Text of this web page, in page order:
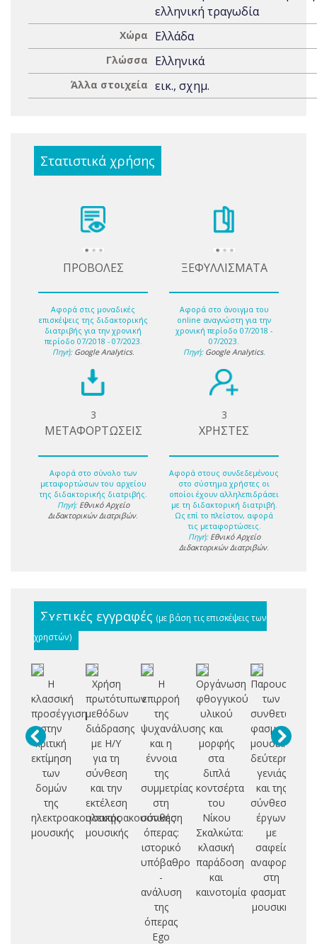
ελληνική τραγωδία
Χώρα Ελλάδα
Γλώσσα Ελληνικά
Άλλα στοιχεία εικ., σχημ.
Στατιστικά χρήσης
ΠΡΟΒΟΛΕΣ
Αφορά στις μοναδικές
επισκέψεις της διδακτορικής
διατριβής για την χρονική
περίοδο 07/2018 - 07/2023.
Πηγή: Google Analytics.
ΞΕΦΥΛΛΙΣΜΑΤΑ
Αφορά στο άνοιγμα του
online αναγνώστη για την
χρονική περίοδο 07/2018 -
07/2023.
Πηγή: Google Analytics.
3
ΜΕΤΑΦΟΡΤΩΣΕΙΣ
Αφορά στο σύνολο των
μεταφορτώσων του αρχείου
της διδακτορικής διατριβής.
Πηγή: Εθνικό Αρχείο
Διδακτορικών Διατριβών.
3
ΧΡΗΣΤΕΣ
Αφορά στους συνδεδεμένους
στο σύστημα χρήστες οι
οποίοι έχουν αλληλεπιδράσει
με τη διδακτορική διατριβή.
Ως επί το πλείστον, αφορά
τις μεταφορτώσεις.
Πηγή: Εθνικό Αρχείο
Διδακτορικών Διατριβών.
Σχετικές εγγραφές (με βάση τις επισκέψεις των
χρηστών)
Η
κλασσική
προσέγγιση
στην
κριτική
εκτίμηση
των
δομών
της
ηλεκτροακουστικής
μουσικής
Χρήση
πρωτότυπων
μεθόδων
διάδρασης
με Η/Υ
για τη
σύνθεση
και την
εκτέλεση
ηλεκτροακουστικής
μουσικής
Η
επιρροή
της
ψυχανάλυσης
και η
έννοια
της
συμμετρίας
στη
σύνθεση
όπερας:
ιστορικό
υπόβαθρο
-
ανάλυση
της
όπερας
Ego
Οργάνωση
φθογγικού
υλικού
και
μορφής
στα
διπλά
κοντσέρτα
του
Νίκου
Σκαλκώτα:
κλασική
παράδοση
και
καινοτομία
Παρουσίαση
των
συνθετών
φασματικής
μουσικής
δεύτερης
γενιάς
και της
σύνθεσης
έργων
με
σαφείς
αναφορές
στη
φασματική
μουσική